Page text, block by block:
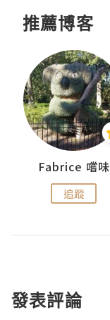
推薦博客
Fabrice 嚐味
追蹤
發表評論